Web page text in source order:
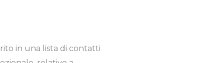
in una lista di contatti